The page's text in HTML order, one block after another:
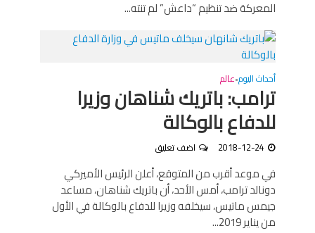
المعركة ضد تنظيم “داعش” لم تنته...
أحداث اليوم•عالم
ترامب: باتريك شناهان وزيرا
للدفاع بالوكالة
2018-12-24 اضف تعليق
في موعد أقرب من المتوقع، أعلن الرئيس الأميركي
دونالد ترامب، أمس الأحد، أن باتريك شناهان، مساعد
جيمس ماتيس، سيخلفه وزيرا للدفاع بالوكالة في الأول
من يناير 2019...